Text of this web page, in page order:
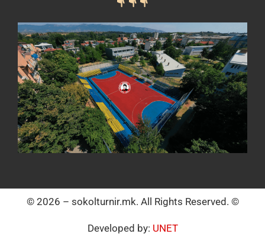
© 2026 – sokolturnir.mk. All Rights Reserved. ©
Developed by: UNET